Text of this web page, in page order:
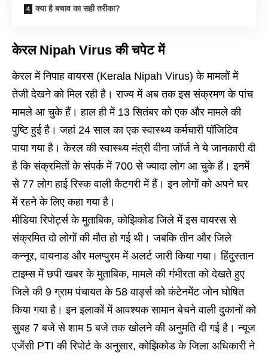
क्या है बचाव का सही तरीका?
केरल Nipah Virus की चपेट में
केरल में निपाह वायरस (Kerala Nipah Virus) के मामलों में
तेजी देखने को मिल रही है। राज्य में अब तक इस संक्रमण के पांच
मामले आ चुके हैं। हाल ही में 13 सितंबर को एक और मामले की
पुष्टि हुई है। जहां 24 साल का एक स्वास्थ्य कर्मचारी पॉजिटिव
पाया गया है। केरल की स्वास्थ्य मंत्री वीना जॉर्ज ने ये जानकारी दी
है कि संक्रमितों के संपर्क में 700 से ज्यादा लोग आ चुके हैं। इनमें
से 77 लोग हाई रिस्क वाली कैटगरी में हैं। इन लोगों को अपने घर
में रहने के लिए कहा गया है।
मीडिया रिपोर्ट्स के मुताबिक, कोझिकोड जिले में इस वायरस से
संक्रमित दो लोगों की मौत हो गई थी। जबकि तीन और जिले
कन्नूर, वायनाड और मलप्पुरम में अलर्ट जारी किया गया। हिंदुस्तान
टाइम्स में छपी खबर के मुताबिक, मामले की गंभीरता को देखते हुए
जिले की 9 ग्राम पंचायत के 58 वार्ड्स को कंटेनमेंट जोन घोषित
किया गया है। इन इलाकों में आवश्यक सामान बेचने वाली दुकानों को
सुबह 7 बजे से शाम 5 बजे तक खोलने की अनुमति दी गई है। न्यूज
एजेंसी PTI की रिपोर्ट के अनुसार, कोझिकोड के जिला अधिकारी ने